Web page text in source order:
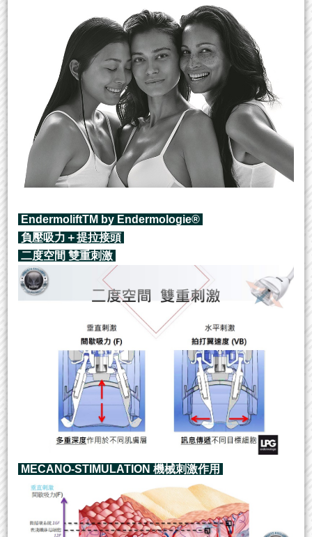
EndermoliftTM by Endermologie®
負壓吸力＋提拉接頭
二度空間 雙重刺激
MECANO-STIMULATION 機械刺激作用